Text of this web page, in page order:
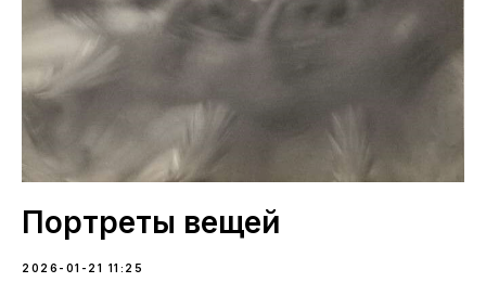
Портреты вещей
2026-01-21 11:25